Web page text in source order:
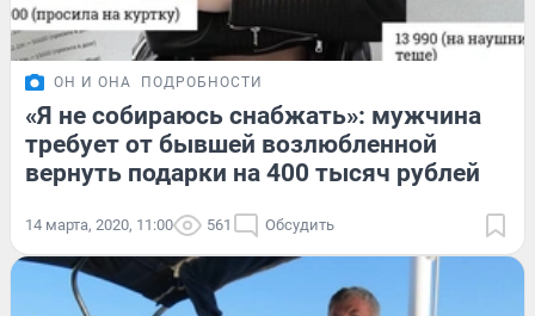
ОН И ОНА ПОДРОБНОСТИ
«Я не собираюсь снабжать»: мужчина
требует от бывшей возлюбленной
вернуть подарки на 400 тысяч рублей
14 марта, 2020, 11:00 561 Обсудить